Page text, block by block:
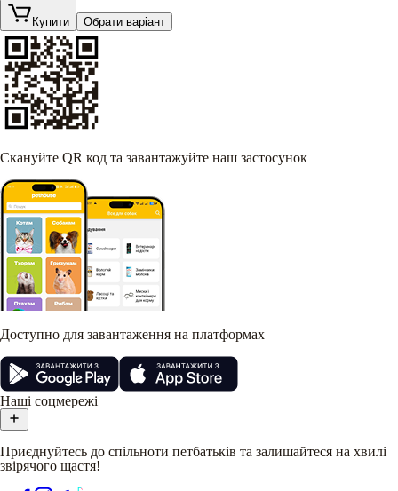
Купити Обрати варіант
Скануйте QR код та завантажуйте наш застосунок
Доступно для завантаження на платформах
Наші соцмережі
Приєднуйтесь до спільноти петбатьків та залишайтеся на хвилі
звірячого щастя!